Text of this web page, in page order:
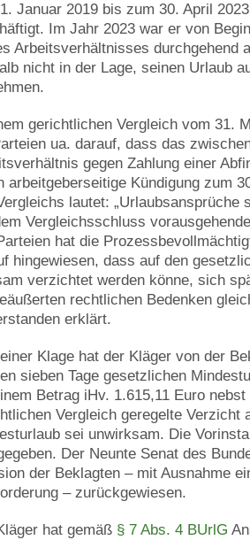
Januar 2019 bis zum 30. April
Im Jahr 2023 war er von
Arbeitsverhältnisses durchgehend
nicht in der Lage, seinen Urlaub
gerichtlichen Vergleich vom 31.
ua. darauf, dass das
gegen Zahlung einer
arbeitgeberseitige Kündigung zum
lautet: „Urlaubsansprüche
Vergleichsschluss
hat die
hingewiesen, dass auf den
verzichtet werden könne, sich
rechtlichen Bedenken
erklärt.
Klage hat der Kläger von der
sieben Tage gesetzlichen
Betrag iHv. 1.615,11 Euro
Vergleich geregelte Verzicht
sei unwirksam. Die
Der Neunte Senat des
der Beklagten – mit Ausnahme
– zurückgewiesen.
hat gemäß § 7 Abs. 4 BUrlG